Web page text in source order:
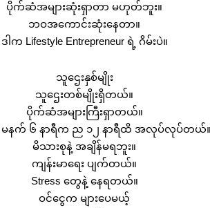
ပိုက်ဆံအများဆုံးရှာတာ မဟုတ်ဘူး။
ဘဝအကောင်းဆုံးနေတာ။
ဒါက Lifestyle Entrepreneur ရဲ့ ဂိမ်းပဲ။
သူဌေးနှစ်မျိုး
သူဌေးတစ်မျိုးရှိတယ်။
ပိုက်ဆံအများကြီးရှာတယ်။
မနက် ၆ နာရီက ည ၁၂ နာရီထိ အလုပ်လုပ်တယ်။
မိသားစုနဲ့ အချိန်မရဘူး။
ကျန်းမာရေး ပျက်တယ်။
Stress တွေနဲ့ နေရတယ်။
ဝင်ငွေက များပေမယ့်